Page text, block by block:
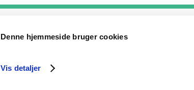
Denne hjemmeside bruger cookies
Vis detaljer